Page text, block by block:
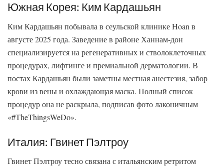
Южная Корея: Ким Кардашьян
Ким Кардашьян побывала в сеульской клинике Hoan в
августе 2025 года. Заведение в районе Ханнам-дон
специализируется на регенеративных и стволоклеточных
процедурах, лифтинге и премиальной дерматологии. В
постах Кардашьян были заметны местная анестезия, забор
крови из вены и охлаждающая маска. Полный список
процедур она не раскрыла, подписав фото лаконичным
«#TheThingsWeDo».
Италия: Гвинет Пэлтроу
Гвинет Пэлтроу тесно связана с итальянским ретритом